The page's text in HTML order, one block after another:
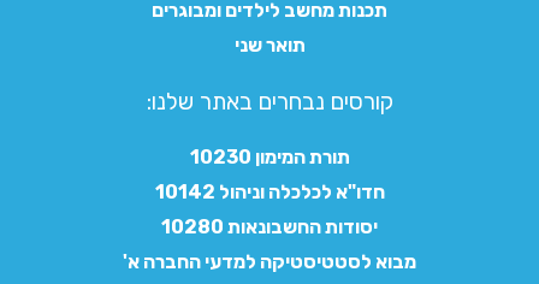
תכנות מחשב לילדים ומבוגרים
תואר שני
קורסים נבחרים באתר שלנו:​
תורת המימון 10230
חדו"א לכלכלה וניהול 10142
יסודות החשבונאות 10280
מבוא לסטטיסטיקה למדעי החברה א'